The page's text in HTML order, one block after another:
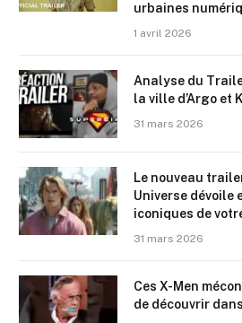
urbaines
1 avril 2026
Analyse du
la ville d’Argo et
31 mars 2026
Le nouveau
Universe dévoile
iconiques de
31 mars 2026
Ces X-Men
de découvrir